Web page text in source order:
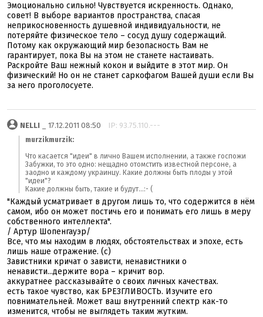
Эмоционально сильно! Чувствуется искренность. Однако,
совет! В выборе вариантов пространства, спасая
неприкосновенность душевной индивидуальности, не
потеряйте физическое тело – сосуд душу содержащий.
Потому как окружающий мир безопасность Вам не
гарантирует, пока Вы на этом не станете настаивать.
Раскройте Ваш нежный кокон и выйдите в этот мир. Он
физический! Но он не станет саркофагом Вашей души если Вы
за него проголосуете.
NELLI _ 17.12.2011 08:50 IP: 93.75.110.---
murzikmurzik:
Что касается "идеи" в лично Вашем исполнении, а также госпожи
Забужки, то это одно: нещадно отомстить известной персоне, а
заодно и каждому украинцу. Какие должны быть плоды у этой
"идеи"?
Какие должны быть, такие и будут...:- (
"Каждый усматривает в другом лишь то, что содержится в нём
самом, ибо он может постичь его и понимать его лишь в меру
собственного интеллекта".
/ Артур Шопенгауэр/
Все, что мы находим в людях, обстоятельствах и эпохе, есть
лишь наше отражение. (с)
Завистники кричат о зависти, ненавистники о
ненависти...держите вора – кричит вор.
аккуратнее рассказывайте о своих личных качествах.
есть такое чувство, как БРЕЗГЛИВОСТЬ. Изучите его
повнимательней. Может ваш внутренний спектр как-то
изменится, чтобы не выглядеть таким жутким.